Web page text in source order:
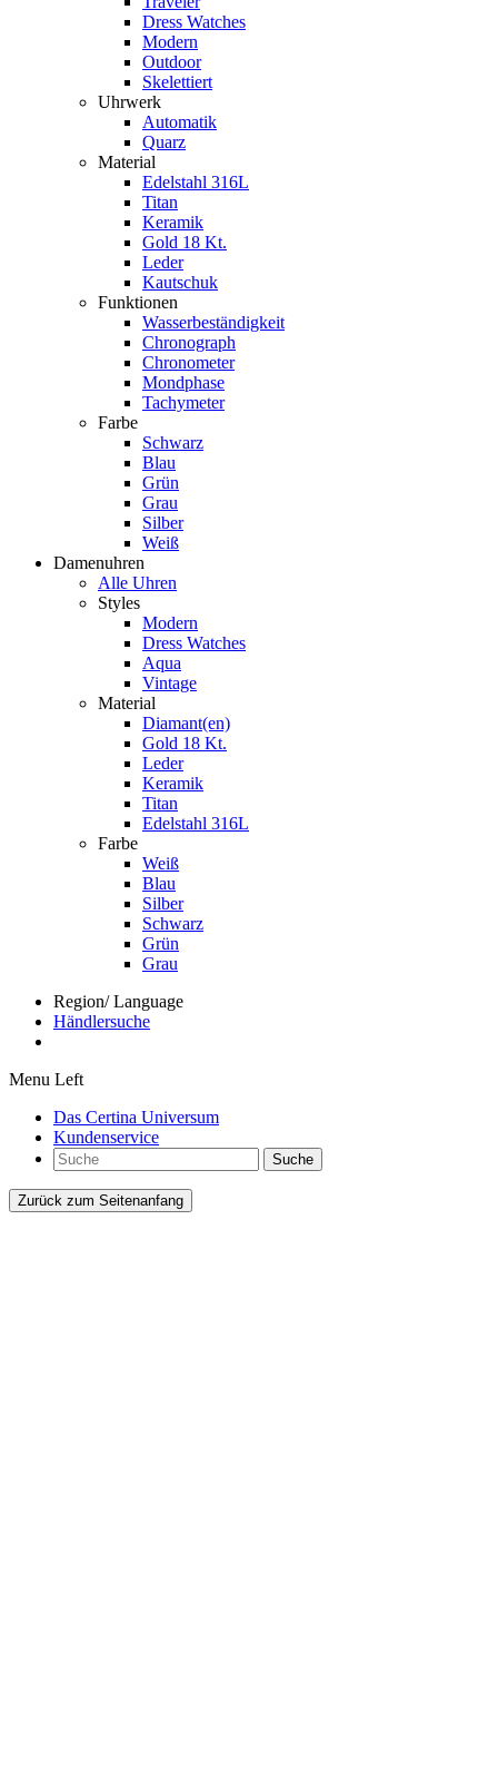
Dress Watches
Modern
Outdoor
Skelettiert
Uhrwerk
Automatik
Quarz
Material
Edelstahl 316L
Titan
Keramik
Gold 18 Kt.
Leder
Kautschuk
Funktionen
Wasserbeständigkeit
Chronograph
Chronometer
Mondphase
Tachymeter
Farbe
Schwarz
Blau
Grün
Grau
Silber
Weiß
Damenuhren
Alle Uhren
Styles
Modern
Dress Watches
Aqua
Vintage
Material
Diamant(en)
Gold 18 Kt.
Leder
Keramik
Titan
Edelstahl 316L
Farbe
Weiß
Blau
Silber
Schwarz
Grün
Grau
Region/ Language
Händlersuche
Menu Left
Das Certina Universum
Kundenservice
Suche
Zurück zum Seitenanfang